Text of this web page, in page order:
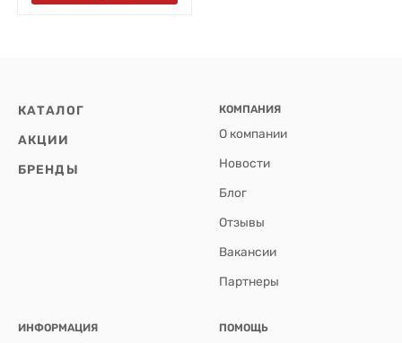
КАТАЛОГ
АКЦИИ
БРЕНДЫ
КОМПАНИЯ
О компании
Новости
Блог
Отзывы
Вакансии
Партнеры
ИНФОРМАЦИЯ ПОМОЩЬ